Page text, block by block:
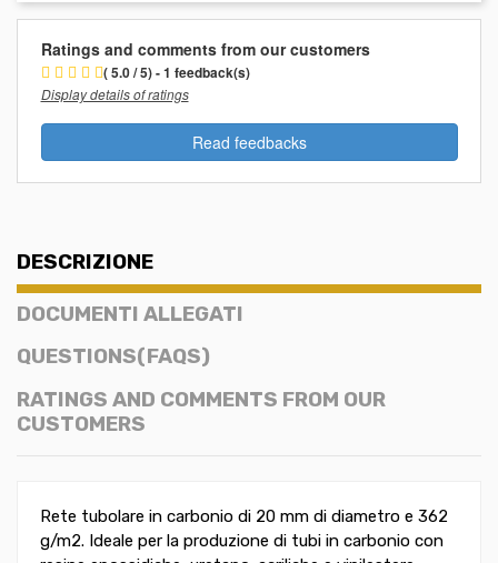
Ratings and comments from our customers
( 5.0 / 5) - 1 feedback(s)
Display details of ratings
Read feedbacks
DESCRIZIONE
DOCUMENTI ALLEGATI
QUESTIONS(FAQS)
RATINGS AND COMMENTS FROM OUR
CUSTOMERS
Rete tubolare in carbonio di 20 mm di diametro e 362
g/m2. Ideale per la produzione di tubi in carbonio con